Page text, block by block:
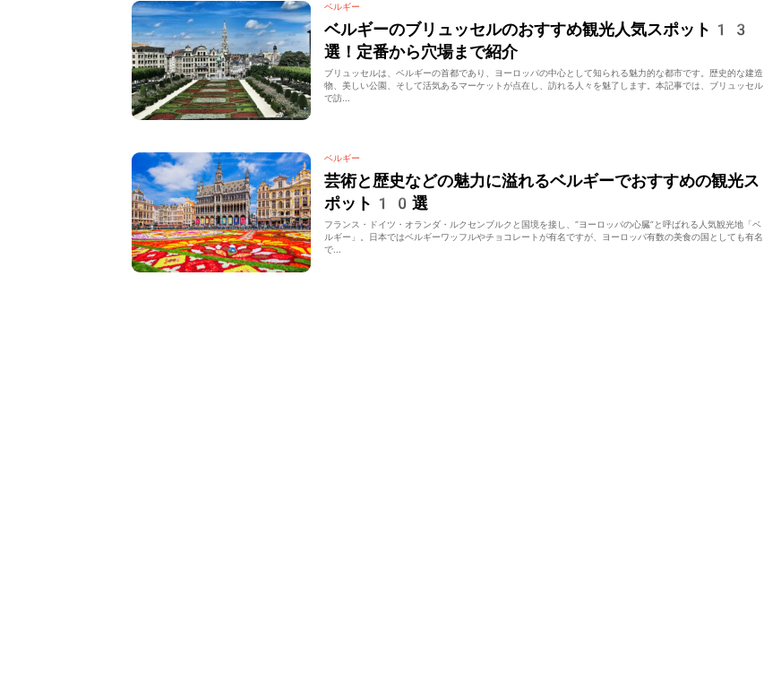
ベルギー
ベルギーのブリュッセルのおすすめ観光人気スポット13
選！定番から穴場まで紹介
ブリュッセルは、ベルギーの首都であり、ヨーロッパの中心として知られる魅力的な都市です。歴史的な建造
物、美しい公園、そして活気あるマーケットが点在し、訪れる人々を魅了します。本記事では、ブリュッセル
で訪...
ベルギー
芸術と歴史などの魅力に溢れるベルギーでおすすめの観光ス
ポット10選
フランス・ドイツ・オランダ・ルクセンブルクと国境を接し、“ヨーロッパの心臓”と呼ばれる人気観光地「ベ
ルギー」。日本ではベルギーワッフルやチョコレートが有名ですが、ヨーロッパ有数の美食の国としても有名
で...